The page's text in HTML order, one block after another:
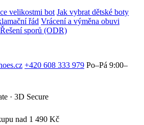
velikostmi bot Jak vybrat dětské boty
řád Vrácení a výměna obuvi
Řešení sporů (ODR)
+420 608 333 979 Po–Pá 9:00–
· 3D Secure
nad 1 490 Kč